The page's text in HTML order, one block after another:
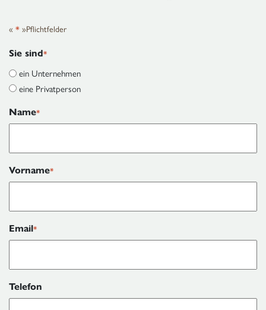
« * »Pflichtfelder
Sie sind*
ein Unternehmen
eine Privatperson
Name*
Vorname*
Email*
Telefon